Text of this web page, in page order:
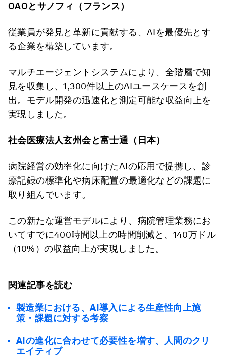
OAOとサノフィ（フランス）
従業員が発見と革新に貢献する、AIを最優先とす
る企業を構築しています。
マルチエージェントシステムにより、全階層で知
見を収集し、1,300件以上のAIユースケースを創
出。モデル開発の迅速化と測定可能な収益向上を
実現しました。
社会医療法人玄州会と富士通（日本）
病院経営の効率化に向けたAIの応用で提携し、診
療記録の標準化や病床配置の最適化などの課題に
取り組んでいます。
この新たな運営モデルにより、病院管理業務にお
いてすでに400時間以上の時間削減と、140万ドル
（10%）の収益向上が実現しました。
関連記事を読む
製造業における、AI導入による生産性向上施
策・課題に対する考察
AIの進化に合わせて必要性を増す、人間のクリ
エイティブ